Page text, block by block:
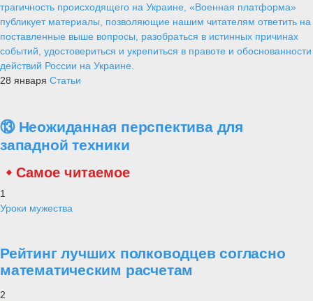
трагичность происходящего на Украине, «Военная платформа»
публикует материалы, позволяющие нашим читателям ответить на
поставленные выше вопросы, разобраться в истинных причинах
событий, удостовериться и укрепиться в правоте и обоснованности
действий России на Украине.
28 января Статьи
⑬ Неожиданная перспектива для
западной техники
Самое читаемое
1
Уроки мужества
Рейтинг лучших полководцев согласно
математическим расчетам
2